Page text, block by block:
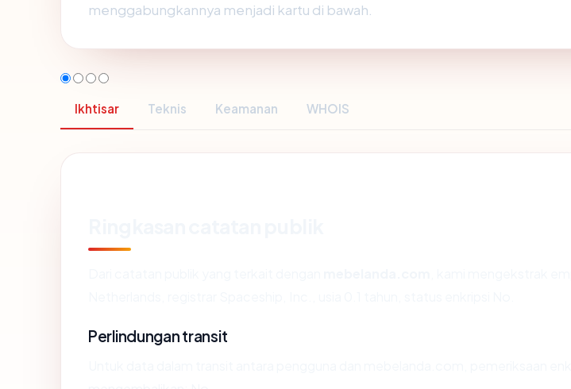
menggabungkannya menjadi kartu di bawah.
Ikhtisar Teknis Keamanan WHOIS
Perlindungan transit